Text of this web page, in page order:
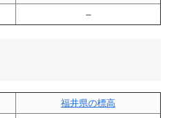
–
福井県の標高